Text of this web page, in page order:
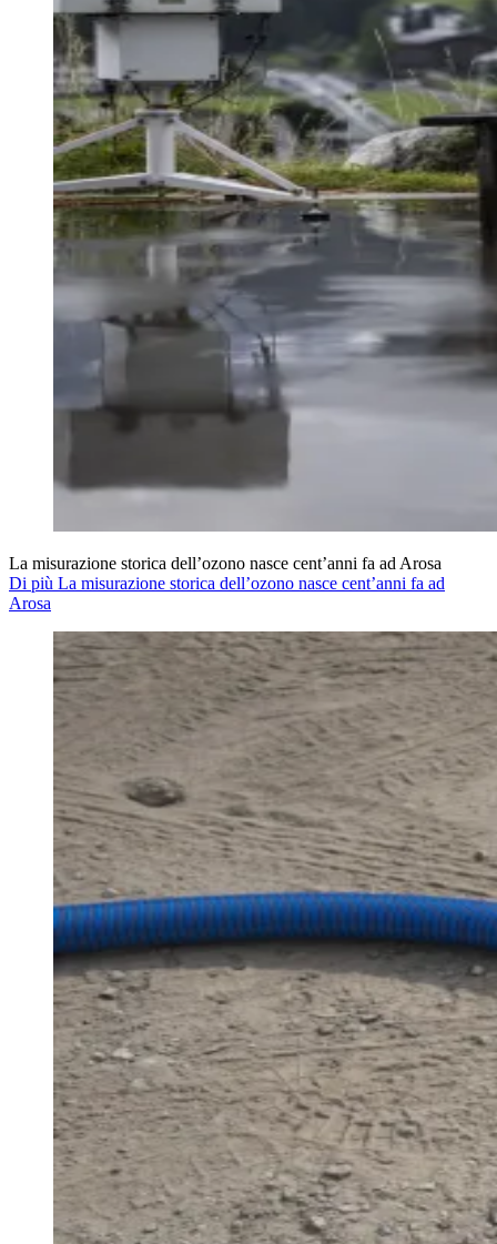
La misurazione storica dell’ozono nasce cent’anni fa ad Arosa
Di più La misurazione storica dell’ozono nasce cent’anni fa ad
Arosa